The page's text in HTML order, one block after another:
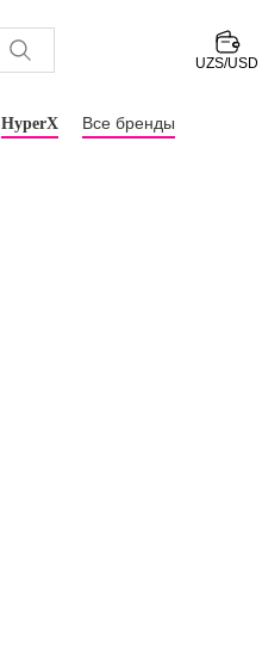
UZS/USD
HyperX Все бренды